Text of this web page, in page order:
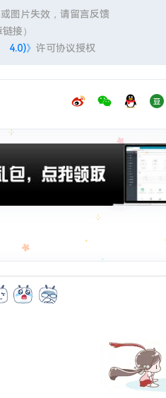
图片失效，请留言反馈
接）
》 许可协议授权